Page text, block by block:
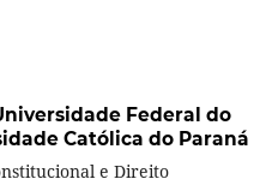
Federal do
Católica do Paraná
e Direito